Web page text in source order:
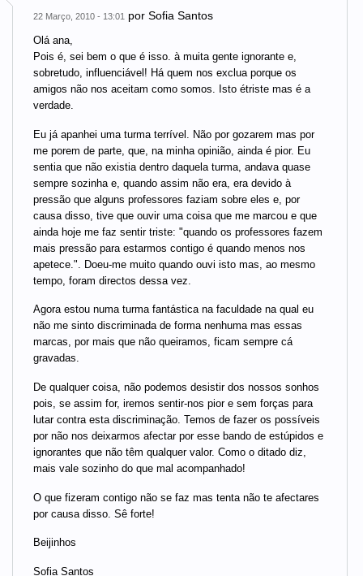
22 Março, 2010 - 13:01 por Sofia Santos
Olá ana,
Pois é, sei bem o que é isso. à muita gente ignorante e,
sobretudo, influenciável! Há quem nos exclua porque os
amigos não nos aceitam como somos. Isto étriste mas é a
verdade.
Eu já apanhei uma turma terrível. Não por gozarem mas por
me porem de parte, que, na minha opinião, ainda é pior. Eu
sentia que não existia dentro daquela turma, andava quase
sempre sozinha e, quando assim não era, era devido à
pressão que alguns professores faziam sobre eles e, por
causa disso, tive que ouvir uma coisa que me marcou e que
ainda hoje me faz sentir triste: "quando os professores fazem
mais pressão para estarmos contigo é quando menos nos
apetece.". Doeu-me muito quando ouvi isto mas, ao mesmo
tempo, foram directos dessa vez.
Agora estou numa turma fantástica na faculdade na qual eu
não me sinto discriminada de forma nenhuma mas essas
marcas, por mais que não queiramos, ficam sempre cá
gravadas.
De qualquer coisa, não podemos desistir dos nossos sonhos
pois, se assim for, iremos sentir-nos pior e sem forças para
lutar contra esta discriminação. Temos de fazer os possíveis
por não nos deixarmos afectar por esse bando de estúpidos e
ignorantes que não têm qualquer valor. Como o ditado diz,
mais vale sozinho do que mal acompanhado!
O que fizeram contigo não se faz mas tenta não te afectares
por causa disso. Sê forte!
Beijinhos
Sofia Santos